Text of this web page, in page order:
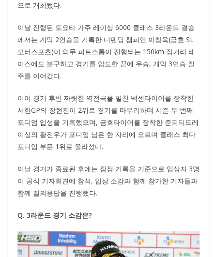
으로 개최됐다.
이날 진행된 토요타 가주 레이싱 6000 클래스 3라운드 결승
에서는 개막 2연승을 기록한 디펜딩 챔피언 이창욱(금호 SL
모터스포츠)이 의무 피트스톱이 진행되는 150km 장거리 레
이스에도 불구하고 경기를 압도한 끝에 우승, 개막 3연승 질
주를 이어갔다.
이어 경기 후반 짜릿한 역전극을 펼친 넥센타이어를 장착한
서한GP의 장현진이 2위로 경기를 마무리하며 시즌 두 번째
포디엄 입성을 기록했으며, 금호타이어를 장착한 준피티드레
이싱의 황진우가 포디엄 남은 한 자리에 오르며 클래스 최다
포디엄 부문 1위로 올라섰다.
이날 경기가 종료된 후에는 잠정 기록을 기준으로 입상자 3명
이 공식 기자회견에 참석, 입상 소감과 함께 참가한 기자들과
함께 질의응답을 진행했다.
Q. 3라운드 경기 소감은?